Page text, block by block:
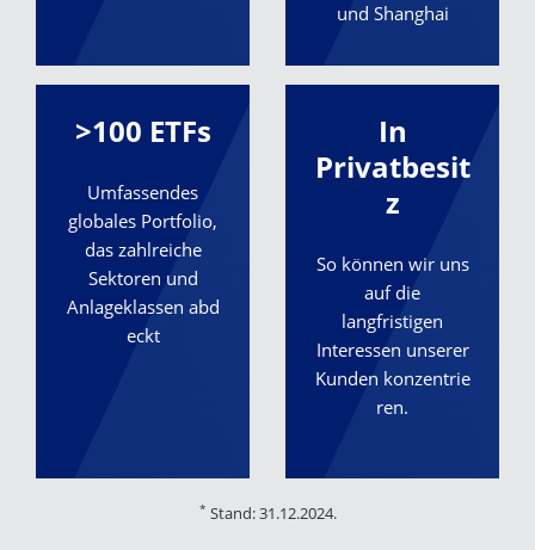
und Shanghai
>100 ETFs
Umfassendes
globales Portfolio,
das zahlreiche
Sektoren und
Anlageklassen abd
eckt
In
Privatbesit
z
So können wir uns
auf die
langfristigen
Interessen unserer
Kunden konzentrie
ren.
* Stand: 31.12.2024.